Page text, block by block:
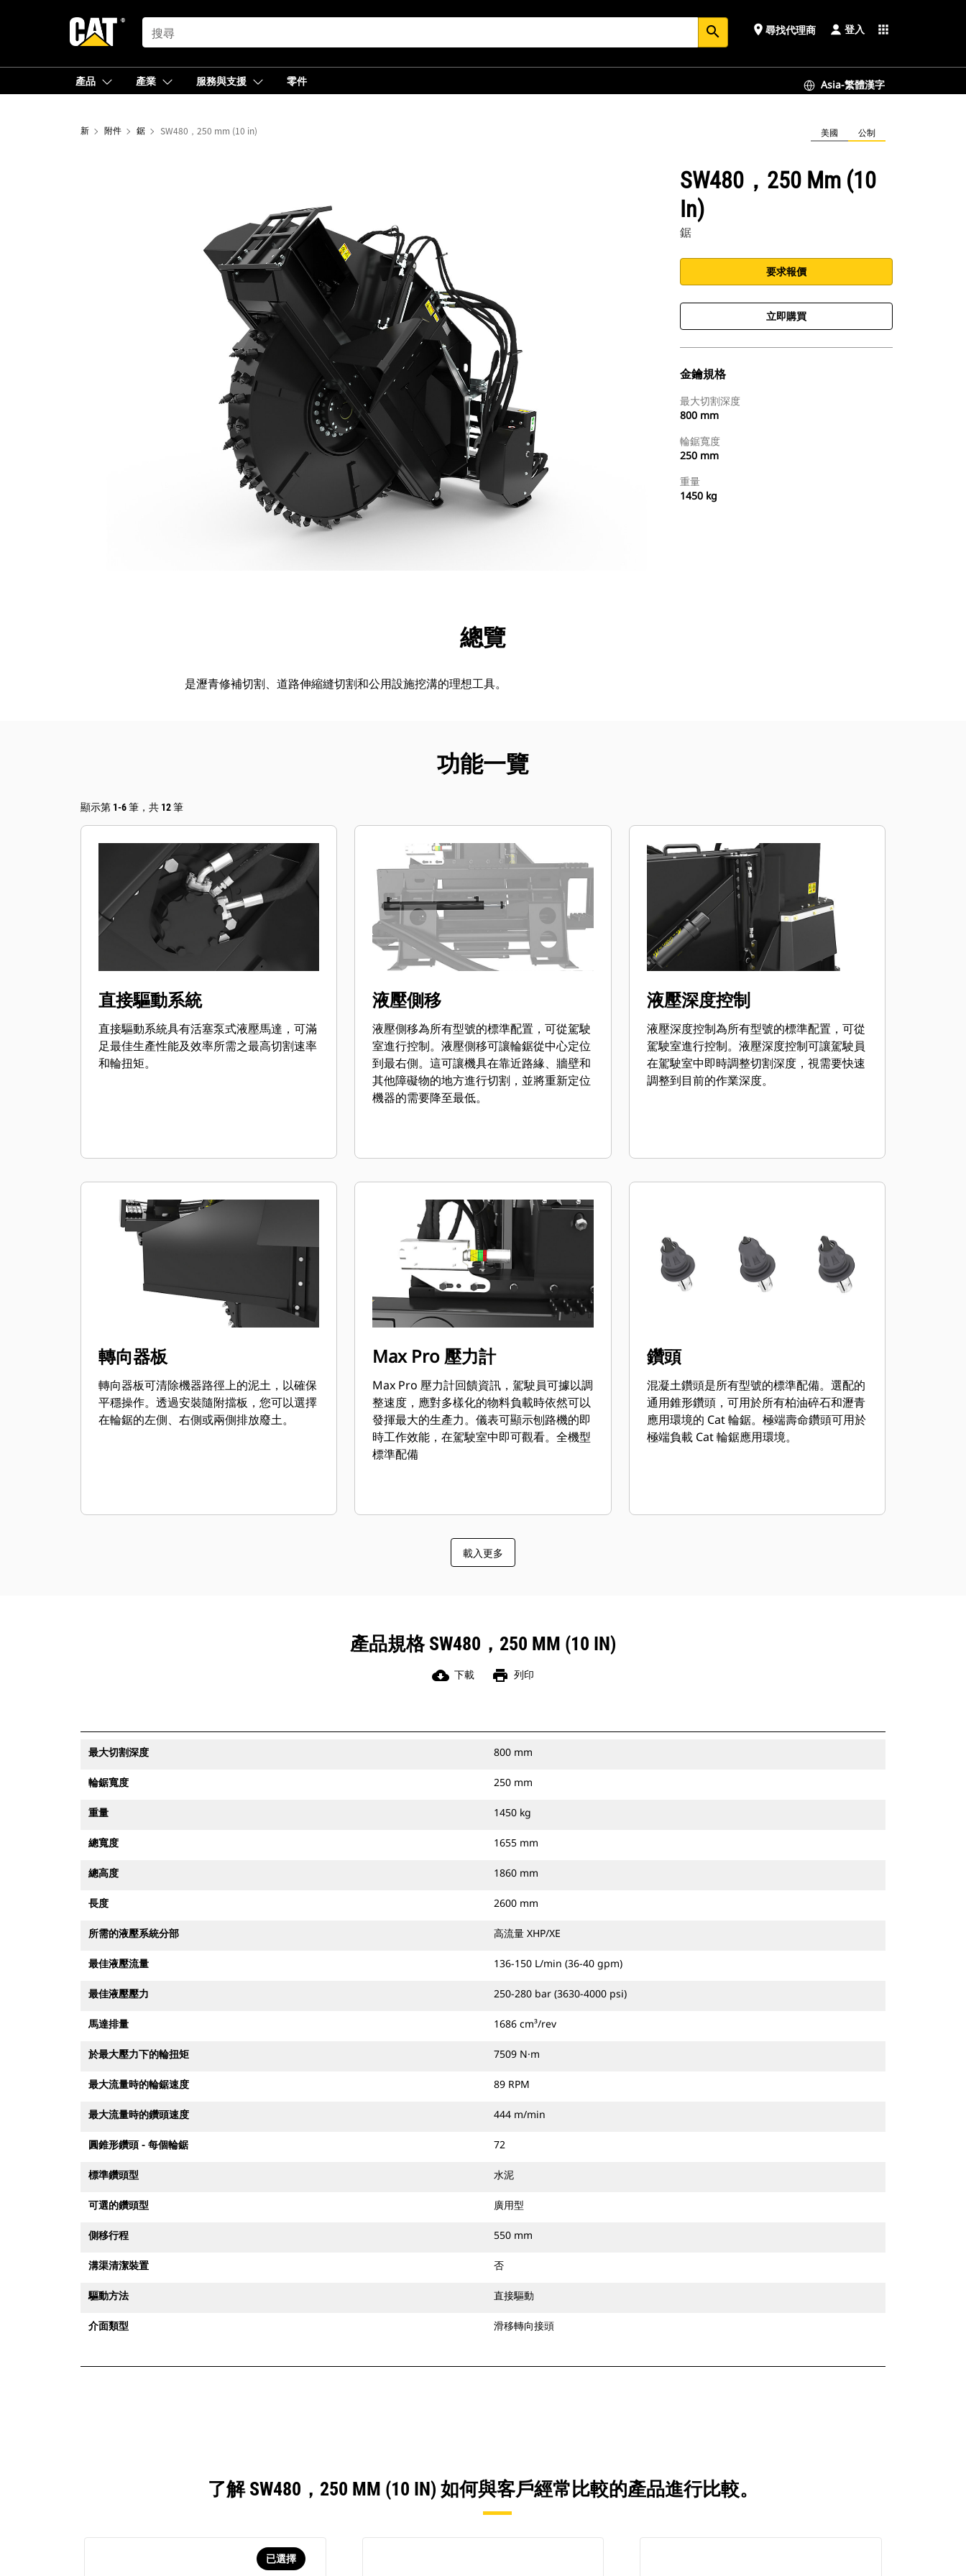
SEARCH search place 尋找代理商 登入 apps
產品 產業 服務與支援 零件 Asia-繁體漢字
新 附件 鋸 SW480，250 mm (10 in) 美國 公制
SW480，250 Mm (10
In)
鋸
要求報價
立即購買
金鑰規格
最大切割深度
800 mm
輪鋸寬度
250 mm
重量
1450 kg
導覽總覽
是瀝青修補切割、道路伸縮縫切割和公用設施挖溝的理想工具。
功能一覽
顯示第 1-6 筆，共 12 筆
直接驅動系統
直接驅動系統具有活塞泵式液壓馬達，可滿
足最佳生產性能及效率所需之最高切割速率
和輪扭矩。
液壓側移
液壓側移為所有型號的標準配置，可從駕駛
室進行控制。液壓側移可讓輪鋸從中心定位
到最右側。這可讓機具在靠近路緣、牆壁和
其他障礙物的地方進行切割，並將重新定位
機器的需要降至最低。
液壓深度控制
液壓深度控制為所有型號的標準配置，可從
駕駛室進行控制。液壓深度控制可讓駕駛員
在駕駛室中即時調整切割深度，視需要快速
調整到目前的作業深度。
轉向器板
轉向器板可清除機器路徑上的泥土，以確保
平穩操作。透過安裝隨附擋板，您可以選擇
在輪鋸的左側、右側或兩側排放廢土。
Max Pro 壓力計
Max Pro 壓力計回饋資訊，駕駛員可據以調
整速度，應對多樣化的物料負載時依然可以
發揮最大的生產力。儀表可顯示刨路機的即
時工作效能，在駕駛室中即可觀看。全機型
標準配備
鑽頭
混凝土鑽頭是所有型號的標準配備。選配的
通用錐形鑽頭，可用於所有柏油碎石和瀝青
應用環境的 Cat 輪鋸。極端壽命鑽頭可用於
極端負載 Cat 輪鋸應用環境。
載入更多
產品規格 SW480，250 MM (10 IN)
cloud_download 下載 print 列印
最大切割深度 800 mm
輪鋸寬度 250 mm
重量 1450 kg
總寬度 1655 mm
總高度 1860 mm
長度 2600 mm
所需的液壓系統分部 高流量 XHP/XE
最佳液壓流量 136-150 L/min (36-40 gpm)
最佳液壓壓力 250-280 bar (3630-4000 psi)
馬達排量 1686 cm³/rev
於最大壓力下的輪扭矩 7509 N·m
最大流量時的輪鋸速度 89 RPM
最大流量時的鑽頭速度 444 m/min
圓錐形鑽頭 - 每個輪鋸 72
標準鑽頭型 水泥
可選的鑽頭型 廣用型
側移行程 550 mm
溝渠清潔裝置 否
驅動方法 直接驅動
介面類型 滑移轉向接頭
了解 SW480，250 MM (10 IN) 如何與客戶經常比較的產品進行比較。
已選擇